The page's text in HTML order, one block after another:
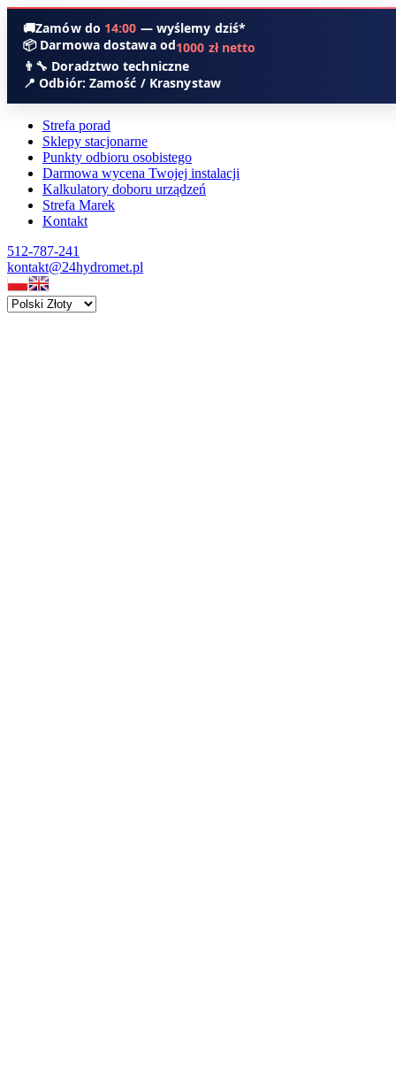
🚚Zamów do 14:00 — wyślemy dziś*
📦 Darmowa dostawa od1000 zł netto
👨‍🔧 Doradztwo techniczne
📍 Odbiór: Zamość / Krasnystaw
Strefa porad
Sklepy stacjonarne
Punkty odbioru osobistego
Darmowa wycena Twojej instalacji
Kalkulatory doboru urządzeń
Strefa Marek
Kontakt
512-787-241
kontakt@24hydromet.pl